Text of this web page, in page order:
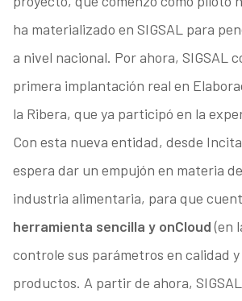
ha materializado en SIGSAL para
a nivel nacional. Por ahora, SIGSAL
primera implantación real en
la Ribera, que ya participó en la
Con esta nueva entidad, desde Incita
espera dar un empujón en materia
industria alimentaria, para que
herramienta sencilla y onCloud(en
controle sus parámetros en calidad
productos. A partir de ahora,